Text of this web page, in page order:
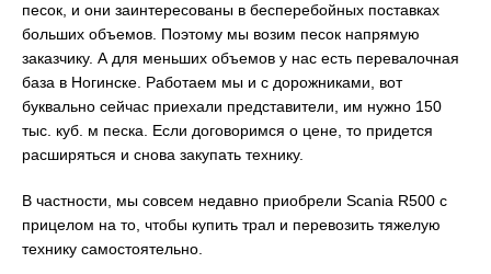
песок, и они заинтересованы в бесперебойных поставках
больших объемов. Поэтому мы возим песок напрямую
заказчику. А для меньших объемов у нас есть перевалочная
база в Ногинске. Работаем мы и с дорожниками, вот
буквально сейчас приехали представители, им нужно 150
тыс. куб. м песка. Если договоримся о цене, то придется
расширяться и снова закупать технику.
В частности, мы совсем недавно приобрели Scania R500 с
прицелом на то, чтобы купить трал и перевозить тяжелую
технику самостоятельно.